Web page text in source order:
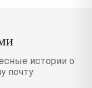
истории о
почту